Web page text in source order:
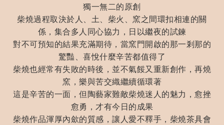
獨一無二的原創
柴燒過程取決於人、土、柴火、窯之間環扣相連的關
係，集合多人同心協力，日以繼夜的試鍊
對不可預知的結果充滿期待，當窯門開啟的那一剎那的
驚豔、喜悅什麼辛苦都值得了
柴燒也經常有失敗的時後，並不氣餒又重新創作，再燒
窯，樂與苦交織繼續循環著
這是辛苦的一面，但陶藝家難敵柴燒迷人的魅力，愈挫
愈勇，才有今日的成果
柴燒作品渾厚內歛的質感，讓人愛不釋手，柴燒茶具會